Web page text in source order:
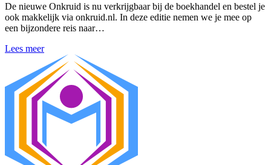
De nieuwe Onkruid is nu verkrijgbaar bij de boekhandel en bestel je
ook makkelijk via onkruid.nl. In deze editie nemen we je mee op
een bijzondere reis naar…
Lees meer